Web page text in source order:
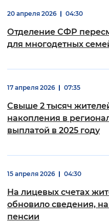
20 апреля 2026 04:30
Отделение СФР
для многодетных
17 апреля 2026 07:35
Свыше 2 тысяч
накопления в
выплатой в 2025 году
15 апреля 2026 04:30
На лицевых счетах
обновило сведения,
пенсии